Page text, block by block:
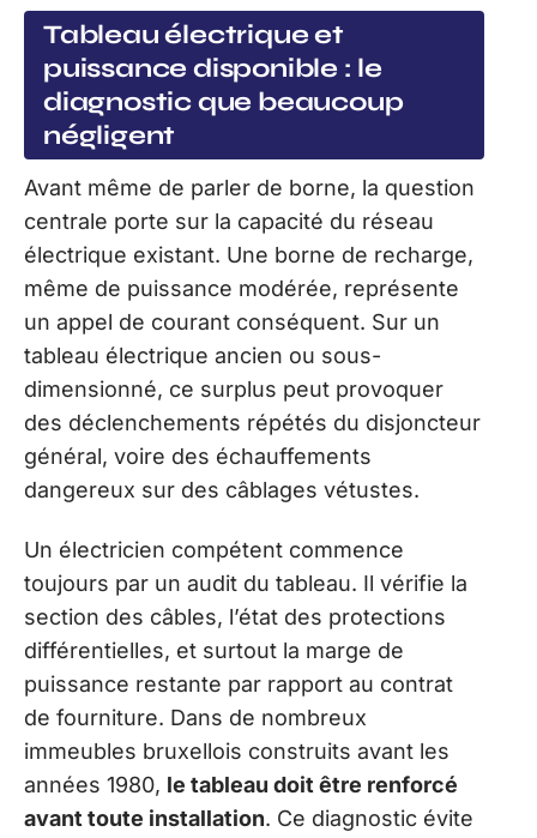
Tableau électrique et
puissance disponible : le
diagnostic que beaucoup
négligent
Avant même de parler de borne, la question
centrale porte sur la capacité du réseau
électrique existant. Une borne de recharge,
même de puissance modérée, représente
un appel de courant conséquent. Sur un
tableau électrique ancien ou sous-
dimensionné, ce surplus peut provoquer
des déclenchements répétés du disjoncteur
général, voire des échauffements
dangereux sur des câblages vétustes.
Un électricien compétent commence
toujours par un audit du tableau. Il vérifie la
section des câbles, l’état des protections
différentielles, et surtout la marge de
puissance restante par rapport au contrat
de fourniture. Dans de nombreux
immeubles bruxellois construits avant les
années 1980, le tableau doit être renforcé
avant toute installation. Ce diagnostic évite